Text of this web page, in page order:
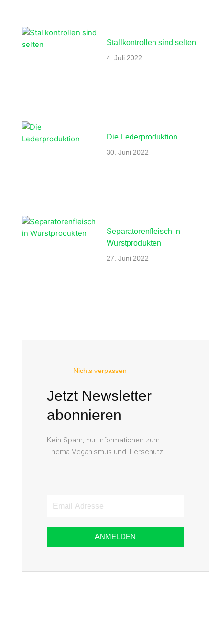
Stallkontrollen sind selten
4. Juli 2022
Die Lederproduktion
30. Juni 2022
Separatorenfleisch in
Wurstprodukten
27. Juni 2022
Nichts verpassen
Jetzt Newsletter
abonnieren
Kein Spam, nur Informationen zum
Thema Veganismus und Tierschutz
ANMELDEN